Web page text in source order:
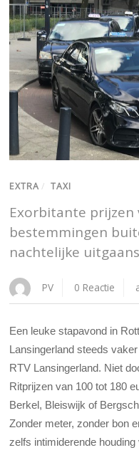
EXTRA / TAXI
Exorbitante prijzen
bestemmingen
nachtelijke
PV 0 Reactie
Een leuke stapavond in
Lansingerland steeds
RTV Lansingerland. Niet
Ritprijzen van 100 tot 180
Berkel, Bleiswijk of
Zonder meter, zonder bon
zelfs intimiderende houding